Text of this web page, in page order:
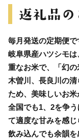
毎月発送の定期便で
岐阜県産ハツシモ
重なお米で、「幻の
木曽川、長良川の
ため、美味しいお米
全国でも1、2を争
て適度な甘みを感じ
飲み込んでも余韻